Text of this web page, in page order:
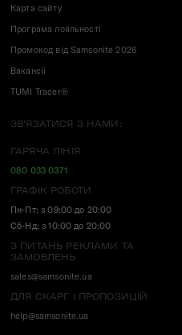
Карта сайту
Програма лояльності
Промокод від Samsonite 2026
Вакансії
TUMI Tracer®
ЗВ'ЯЗАТИСЯ З НАМИ:
ГАРЯЧА ЛІНІЯ
080 033 0371
ГРАФІК РОБОТИ
Пн-Пт: з 09:00 до 20:00
Сб-Нд: з 10:00 до 20:00
З ПИТАНЬ РЕКЛАМИ ТА
ЗАМОВЛЕНЬ
sales@samsonite.ua
ДЛЯ СКАРГ І ПРОПОЗИЦІЙ
help@samsonite.ua